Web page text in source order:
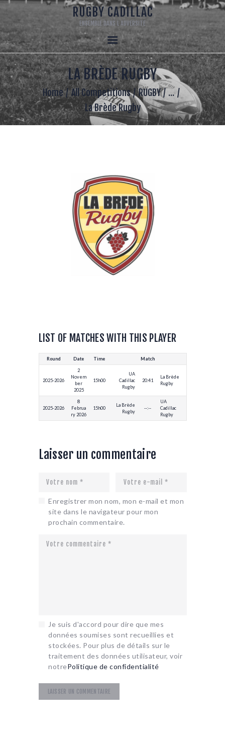
RUGBY CADILLAC
ENSEMBLE DANS L ADVERSITE
LA BRÈDE RUGBY
Home All Competitions RUGBY
...
La Brède Rugby
RUGBY CADILLAC
ENSEMBLE DANS L ADVERSITE
ACCUEIL
120 ANS
LE CLUB
ECOLE DE RUGBY
LA BOUTIQUE DU CLUB
LIST OF MATCHES WITH THIS PLAYER
Round Date Time Match
2025-2026
2
Novem
ber
2025
15h00
UA
Cadillac
Rugby
20:41
La Brède
Rugby
2025-2026
8
Februa
ry 2026
15h00
La Brède
Rugby
--:--
UA
Cadillac
Rugby
Laisser un commentaire
Enregistrer mon nom, mon e-mail et mon
site dans le navigateur pour mon
prochain commentaire.
Je suis d'accord pour dire que mes
données soumises sont recueillies et
stockées. Pour plus de détails sur le
traitement des données utilisateur, voir
notrePolitique de confidentialité